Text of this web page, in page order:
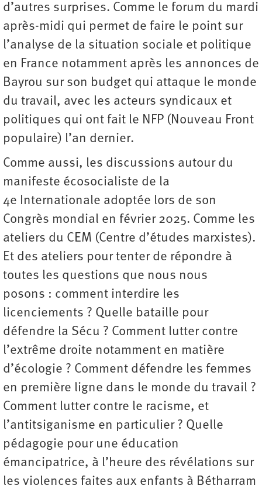
d’autres surprises. Comme le forum du mardi
après-midi qui permet de faire le point sur
l’analyse de la situation sociale et politique
en France notamment après les annonces de
Bayrou sur son budget qui attaque le monde
du travail, avec les acteurs syndicaux et
politiques qui ont fait le NFP (Nouveau Front
populaire) l’an dernier.
Comme aussi, les discussions autour du
manifeste écosocialiste de la
4e Internationale adoptée lors de son
Congrès mondial en février 2025. Comme les
ateliers du CEM (Centre d’études marxistes).
Et des ateliers pour tenter de répondre à
toutes les questions que nous nous
posons : comment interdire les
licenciements ? Quelle bataille pour
défendre la Sécu ? Comment lutter contre
l’extrême droite notamment en matière
d’écologie ? Comment défendre les femmes
en première ligne dans le monde du travail ?
Comment lutter contre le racisme, et
l’antitsiganisme en particulier ? Quelle
pédagogie pour une éducation
émancipatrice, à l’heure des révélations sur
les violences faites aux enfants à Bétharram